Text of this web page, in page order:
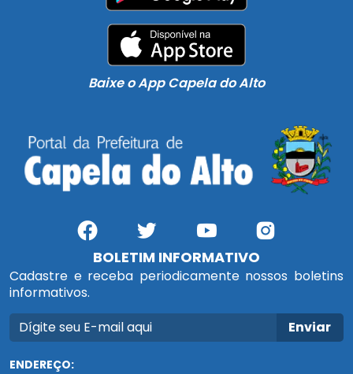
Baixe o App Capela do Alto
BOLETIM INFORMATIVO
Cadastre e receba periodicamente nossos boletins
informativos.
Enviar
ENDEREÇO: